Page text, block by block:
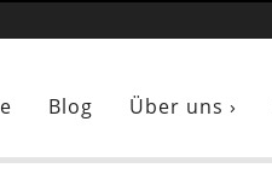
wohngesunde
Blog Über uns ›